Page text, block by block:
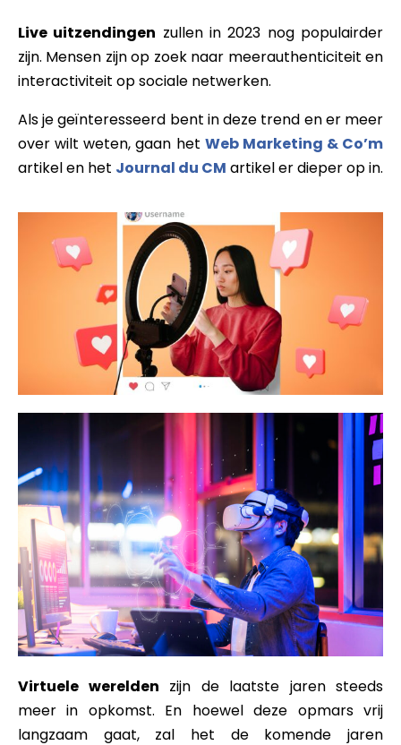
Live uitzendingen zullen in 2023 nog populairder
zijn. Mensen zijn op zoek naar meerauthenticiteit en
interactiviteit opsociale netwerken.
Als je geïnteresseerd bent in deze trend en er meer
over wilt weten, gaan het Web Marketing & Co’m
artikel en het Journal du CM artikel er dieper op in.
Virtuele werelden zijn de laatste jaren steeds
meer in opkomst. En hoewel deze opmars vrij
langzaam gaat, zal het de komende jaren